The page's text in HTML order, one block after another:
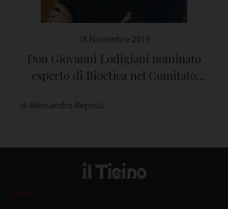
18 Novembre 2019
Don Giovanni Lodigiani nominato
esperto di Bioetica nel Comitato
di Alessandro Repossi
News